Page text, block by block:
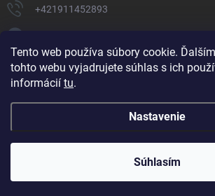
Tento web používa súbory cookie.
tohto webu vyjadrujete súhlas s ich
informácií tu.
Nastavenie
Súhlasím
+421911452893
supermonterky/
Copyright 2026Supermonterky.sk. Všetky práva
nastavenie cookies